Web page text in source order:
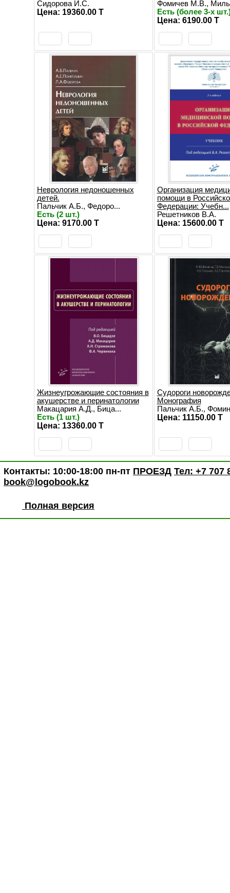
Сидорова И.С.
Цена: 19360.00 T
Фомичев М.В.,
Есть (более 3-х
Цена: 6190.00 T
Неврология недоношенных
детей.
Пальчик А.Б., Федоро...
Есть (2 шт.)
Цена: 9170.00 T
Организация
помощи в
Федерации: Учебн...
Решетников В.А.
Цена: 15600.00 T
Жизнеугрожающие состояния в
акушерстве и перинатологии
Макацария А.Д., Бица...
Есть (1 шт.)
Цена: 13360.00 T
Судороги
Монография
Пальчик А.Б.,
Цена: 11150.00 T
Контакты: 10:00-18:00 пн-пт ПРОЕЗД Тел: +7 707
book@logobook.kz
Полная версия